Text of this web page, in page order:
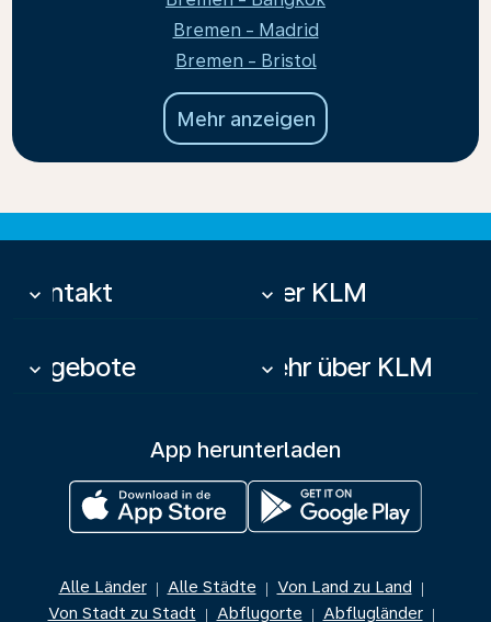
Bremen - Madrid
Bremen - Bristol
Mehr anzeigen
Kontakt
keyboard_arrow_down Über KLM
keyboard_arrow_down
Angebote
keyboard_arrow_down Mehr über KLM
keyboard_arrow_down
App herunterladen
Alle Länder | Alle Städte | Von Land zu Land |
Von Stadt zu Stadt | Abflugorte | Abflugländer |